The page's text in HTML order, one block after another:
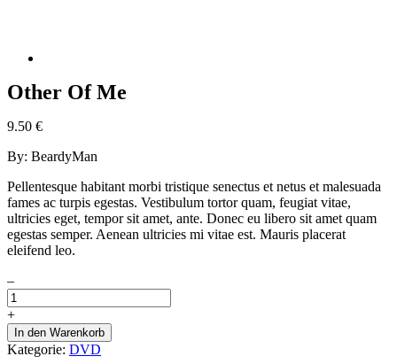
Other Of Me
9.50 €
By: BeardyMan
Pellentesque habitant morbi tristique senectus et netus et malesuada
fames ac turpis egestas. Vestibulum tortor quam, feugiat vitae,
ultricies eget, tempor sit amet, ante. Donec eu libero sit amet quam
egestas semper. Aenean ultricies mi vitae est. Mauris placerat
eleifend leo.
–
+
In den Warenkorb
Kategorie: DVD